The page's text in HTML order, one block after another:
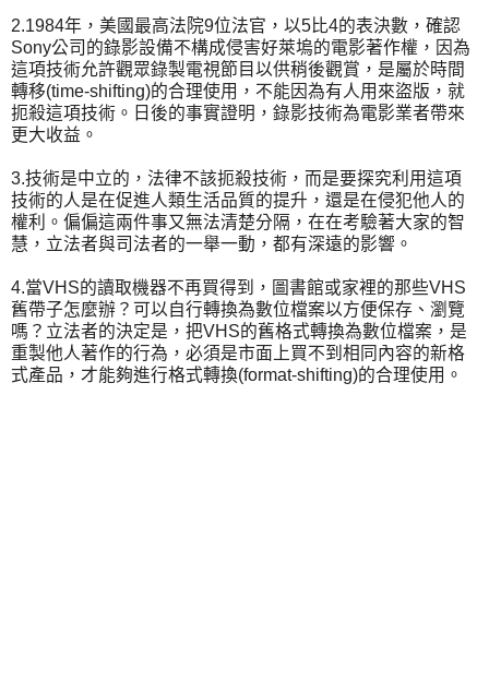
2.1984年，美國最高法院9位法官，以5比4的表決數，確認
Sony公司的錄影設備不構成侵害好萊塢的電影著作權，因為
這項技術允許觀眾錄製電視節目以供稍後觀賞，是屬於時間
轉移(time-shifting)的合理使用，不能因為有人用來盜版，就
扼殺這項技術。日後的事實證明，錄影技術為電影業者帶來
更大收益。
3.技術是中立的，法律不該扼殺技術，而是要探究利用這項
技術的人是在促進人類生活品質的提升，還是在侵犯他人的
權利。偏偏這兩件事又無法清楚分隔，在在考驗著大家的智
慧，立法者與司法者的一舉一動，都有深遠的影響。
4.當VHS的讀取機器不再買得到，圖書館或家裡的那些VHS
舊帶子怎麼辦？可以自行轉換為數位檔案以方便保存、瀏覽
嗎？立法者的決定是，把VHS的舊格式轉換為數位檔案，是
重製他人著作的行為，必須是市面上買不到相同內容的新格
式產品，才能夠進行格式轉換(format-shifting)的合理使用。